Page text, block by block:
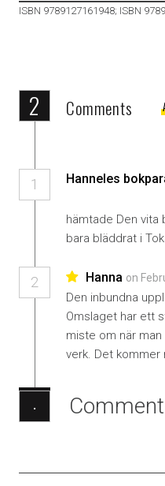
ISBN 9789127161948; ISBN
2 Comments
1 Hanneles
hämtade Den vita
bara bläddrat i
2 Hanna on
Den inbundna
Omslaget har ett
miste om när
verk. Det kommer
·